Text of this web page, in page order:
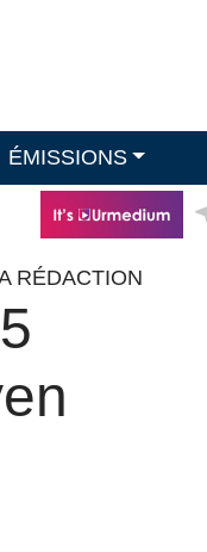
ÉMISSIONS
RÉDACTION